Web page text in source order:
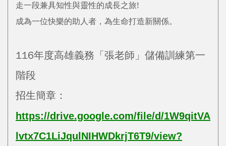
走一段兼具知性與靈性的成長之旅!
成為一位快樂的助人者，為生命打造新關係。
116年度高雄義務「張老師」儲備訓練第一
階段
招生簡章：
https://drive.google.com/file/d/1W9qitVA
lvtx7C1LiJqulNIHWDkrjT6T9/view?